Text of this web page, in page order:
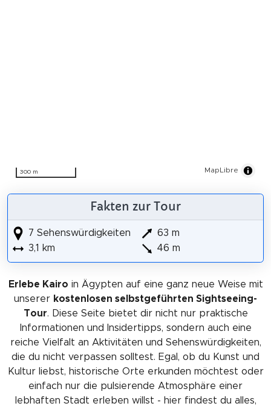
300 m MapLibre
Fakten zur Tour
7 Sehenswürdigkeiten
3,1 km
63 m
46 m
Erlebe Kairo in Ägypten auf eine ganz neue Weise mit
unserer kostenlosen selbstgeführten Sightseeing-
Tour. Diese Seite bietet dir nicht nur praktische
Informationen und Insidertipps, sondern auch eine
reiche Vielfalt an Aktivitäten und Sehenswürdigkeiten,
die du nicht verpassen solltest. Egal, ob du Kunst und
Kultur liebst, historische Orte erkunden möchtest oder
einfach nur die pulsierende Atmosphäre einer
lebhaften Stadt erleben willst - hier findest du alles,